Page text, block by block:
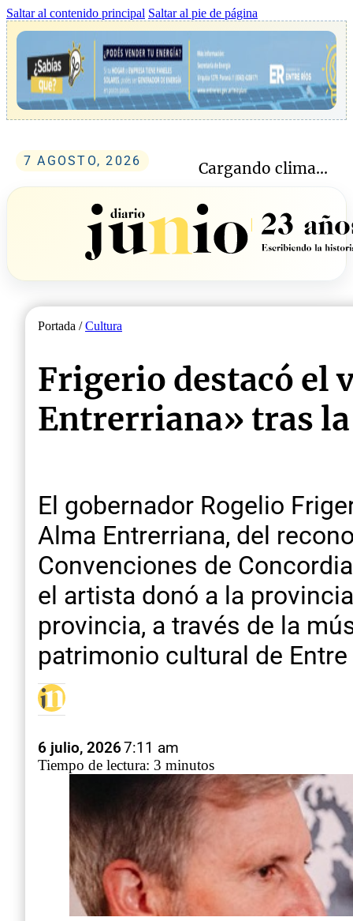
Saltar al contenido principal Saltar al pie de página
7 AGOSTO, 2026 Cargando clima...
Portada /Cultura
Frigerio destacó el
Entrerriana» tras
El gobernador Rogelio
Alma Entrerriana, del
Convenciones de
el artista donó a la
provincia, a través de la
patrimonio cultural de
6 julio, 20267:11 am
Tiempo de lectura: 3 minutos